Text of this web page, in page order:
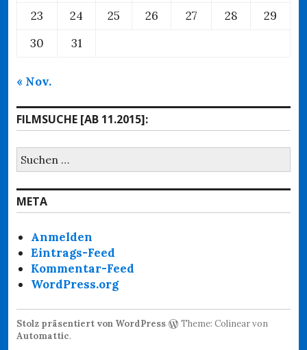
23
24 25 26 27 28
29
30
31
« Nov.
FILMSUCHE [AB 11.2015]:
Suchen
nach:
META
Anmelden
Eintrags-Feed
Kommentar-Feed
WordPress.org
Stolz präsentiert von WordPress
Theme: Colinear von
Automattic.